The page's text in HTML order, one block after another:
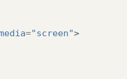
="screen">